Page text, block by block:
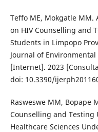
Teffo ME, Mokgatle MM.
on HIV Counselling and
Students in Limpopo
Journal of
[Internet]. 2023
doi: 10.3390/
Rasweswe MM, Bopape
Counselling and Testing
Healthcare Sciences